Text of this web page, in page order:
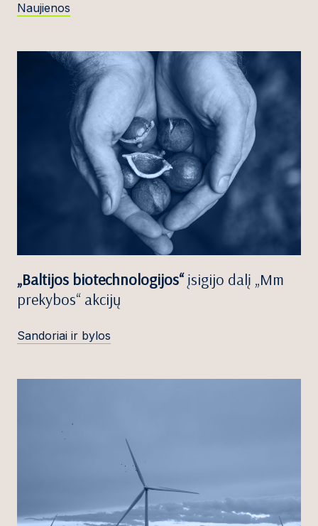
Naujienos
„Baltijos biotechnologijos“įsigijo dalį „Mm
prekybos“ akcijų
Sandoriai ir bylos